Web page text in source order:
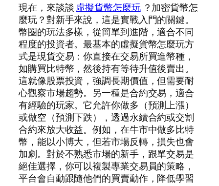
現在，來談談虛擬貨幣怎麼玩？加密貨幣怎
麼玩？對新手來說，這是實戰入門的關鍵。
幣圈的玩法多樣，從簡單到進階，適合不同
程度的投資者。最基本的虛擬貨幣怎麼玩方
式是現貨交易：你直接在交易所買進幣種，
如購買比特幣，然後持有等待升值後賣出。
這就像股票投資，強調長期價值，但需要耐
心觀察市場趨勢。另一種是合約交易，適合
有經驗的玩家。它允許你做多（預測上漲）
或做空（預測下跌），透過永續合約或交割
合約來放大收益。例如，在牛市中做多比特
幣，能以小博大，但若市場反轉，損失也會
加劇。對於不熟悉市場的新手，跟單交易是
絕佳選擇，你可以複製專業交易員的策略，
平台會自動跟隨他們的買賣動作，降低學習